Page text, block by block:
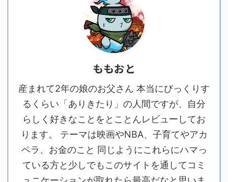
ももおと
産まれて2年の娘のお父さん 本当にびっくりす
るくらい「ありきたり」の人間ですが、自分
らしく好きなことをとことんレビューしてお
ります。 テーマは映画やNBA、子育てやアカ
ペラ、お金のこと 同じようにこれらにハマっ
ている方と少しでもこのサイトを通してコミ